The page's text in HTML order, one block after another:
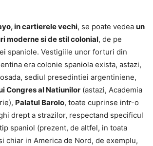
in cartierele vechi, se poate vedea un
moderne si de stil colonial, de pe
spaniole. Vestigiile unor forturi din
era colonie spaniola exista, astazi,
sediul presedintiei argentiniene,
Congres al Natiunilor (astazi, Academia
Palatul Barolo, toate cuprinse intr-o
drept a strazilor, respectand specificul
spaniol (prezent, de altfel, in toata
chiar in America de Nord, de exemplu,